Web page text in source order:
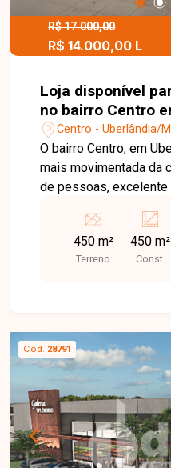
R$ 17.000,00
R$ 14.000,00 L
Loja disponível
no bairro Centro
Centro - Uberlândia/
O bairro Centro, em
mais movimentada da
de pessoas,
instalação de negócios. Loja com
aproximadamente
por 2 banheiros,
em andamento, sendo
oportunidade para
e bem localizado
contato e saiba mais.
450 m²
Terreno
450 m²
Const.
Cód. 28791